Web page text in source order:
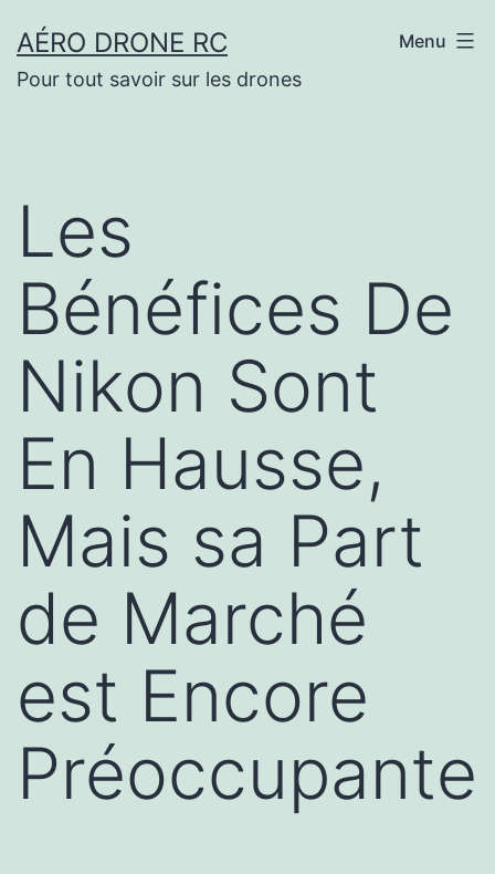
au
contenu
AÉRO DRONE RC
Pour tout savoir sur les drones
Menu
Les
Bénéfices De
Nikon Sont
En Hausse,
Mais sa Part
de Marché
est Encore
Préoccupante